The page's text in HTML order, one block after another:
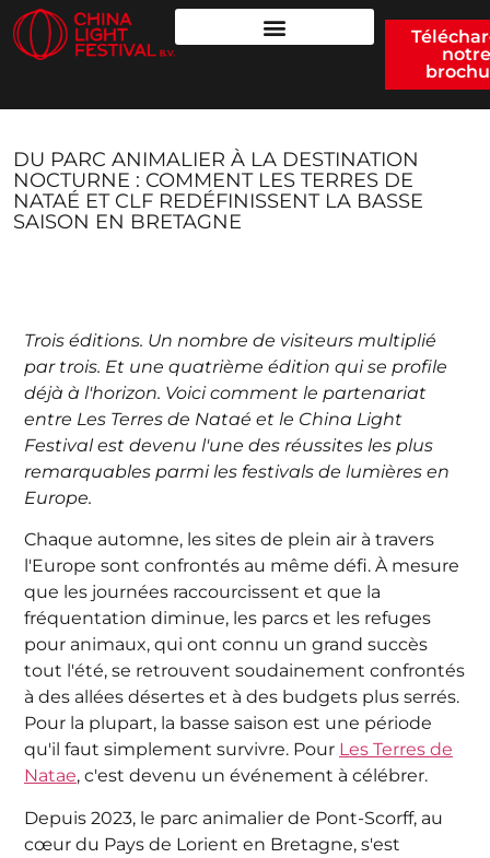
DU PARC ANIMALIER À LA DESTINATION
NOCTURNE : COMMENT LES TERRES DE
NATAÉ ET CLF REDÉFINISSENT LA BASSE
SAISON EN BRETAGNE
Trois éditions. Un nombre de visiteurs multiplié
par trois. Et une quatrième édition qui se profile
déjà à l'horizon. Voici comment le partenariat
entre Les Terres de Nataé et le China Light
Festival est devenu l'une des réussites les plus
remarquables parmi les festivals de lumières en
Europe.
Chaque automne, les sites de plein air à travers
l'Europe sont confrontés au même défi. À mesure
que les journées raccourcissent et que la
fréquentation diminue, les parcs et les refuges
pour animaux, qui ont connu un grand succès
tout l'été, se retrouvent soudainement confrontés
à des allées désertes et à des budgets plus serrés.
Pour la plupart, la basse saison est une période
qu'il faut simplement survivre. Pour Les Terres de
Natae, c'est devenu un événement à célébrer.
Depuis 2023, le parc animalier de Pont-Scorff, au
cœur du Pays de Lorient en Bretagne, s'est